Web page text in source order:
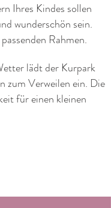
Ihres Kindes sollen
wunderschön sein.
Rahmen.
lädt der Kurpark
zum Verweilen ein. Die
für einen kleinen